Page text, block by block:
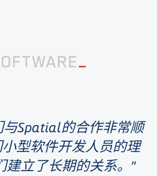
Spatial的合作非常顺
型软件开发人员的理
立了长期的关系。